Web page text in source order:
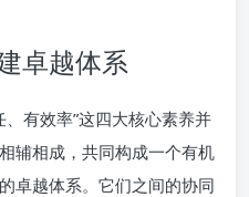
卓越体系
有效率”这四大核心素养并
辅相成，共同构成一个有机
卓越体系。它们之间的协同